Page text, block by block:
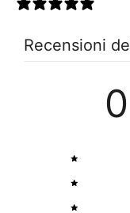
Recensioni
0